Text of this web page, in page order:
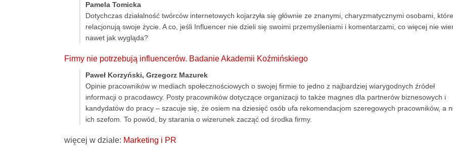
Pamela Tomicka
Dotychczas działalność twórców internetowych kojarzyła się głównie ze znanymi, charyzmatycznymi osobami, które
relacjonują swoje życie. A co, jeśli Influencer nie dzieli się swoimi przemyśleniami i komentarzami, co więcej nie
nawet jak wygląda?
Firmy nie potrzebują influencerów. Badanie Akademii Koźmińskiego
Paweł Korzyński, Grzegorz Mazurek
Opinie pracowników w mediach społecznościowych o swojej firmie to jedno z najbardziej wiarygodnych źródeł
informacji o pracodawcy. Posty pracowników dotyczące organizacji to także magnes dla partnerów biznesowych i
kandydatów do pracy – szacuje się, że osiem na dziesięć osób ufa rekomendacjom szeregowych pracowników, a
ich szefom. To powód, by starania o wizerunek zacząć od środka firmy.
więcej w dziale: Marketing i PR